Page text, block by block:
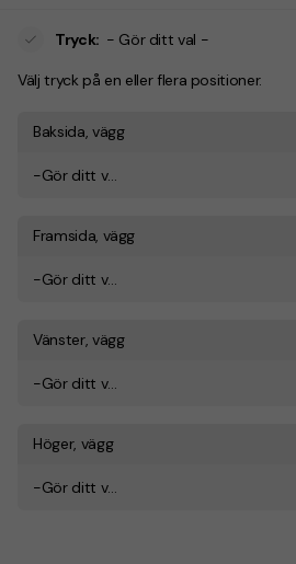
Tryck: - Gör ditt val -
Välj tryck på en eller flera positioner.
Baksida, vägg
-Gör ditt val-
Framsida, vägg
-Gör ditt val-
Vänster, vägg
-Gör ditt val-
Höger, vägg
-Gör ditt val-